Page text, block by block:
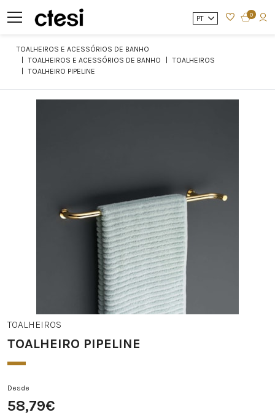
PT 0
TOALHEIROS E ACESSÓRIOS DE BANHO
TOALHEIROS E ACESSÓRIOS DE BANHO
TOALHEIROS
TOALHEIRO PIPELINE
TOALHEIROS
TOALHEIRO PIPELINE
Desde
58,79€